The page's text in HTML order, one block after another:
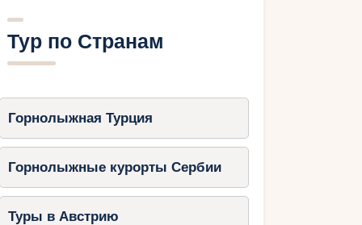
Тур по Странам
Горнолыжная Турция
Горнолыжные курорты Сербии
Туры в Австрию